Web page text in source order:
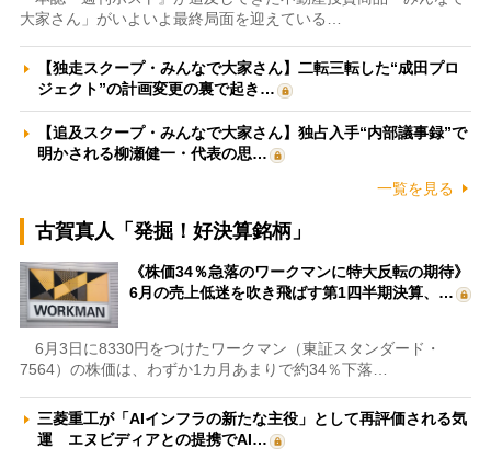
大家さん」がいよいよ最終局面を迎えている…
【独走スクープ・みんなで大家さん】二転三転した“成田プロ
ジェクト”の計画変更の裏で起き…
【追及スクープ・みんなで大家さん】独占入手“内部議事録”で
明かされる柳瀬健一・代表の思…
一覧を見る
古賀真人「発掘！好決算銘柄」
《株価34％急落のワークマンに特大反転の期待》
6月の売上低迷を吹き飛ばす第1四半期決算、…
6月3日に8330円をつけたワークマン（東証スタンダード・
7564）の株価は、わずか1カ月あまりで約34％下落…
三菱重工が「AIインフラの新たな主役」として再評価される気
運 エヌビディアとの提携でAI…